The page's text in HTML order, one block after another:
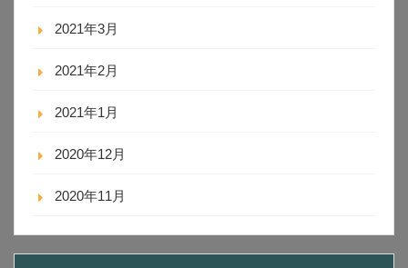
2021年3月
2021年2月
2021年1月
2020年12月
2020年11月